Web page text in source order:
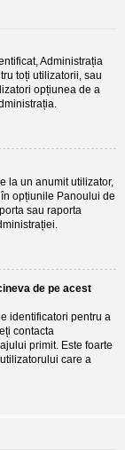
Administrația
toți utilizatorii, sau
opțiunea de a
la un anumit utilizator,
opțiunile Panoului de
sau raporta
de pe acest
identificatori pentru a
contacta
primit. Este foarte
care a